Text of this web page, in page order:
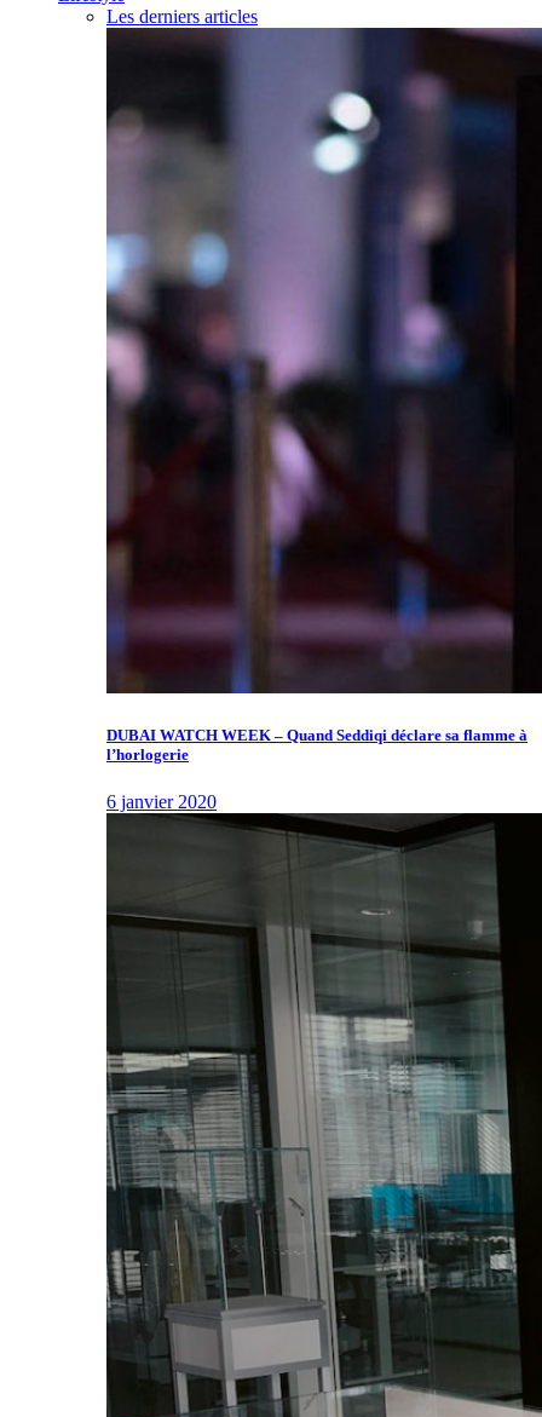
Les derniers articles
DUBAI WATCH WEEK – Quand Seddiqi déclare sa flamme à
l’horlogerie
6 janvier 2020